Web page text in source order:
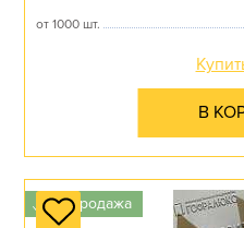
Перейти в раздел
от 1000 шт.
В
✓ Распродажа